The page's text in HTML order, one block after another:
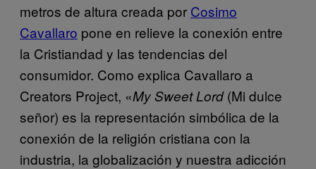
metros de altura creada por Cosimo
Cavallaro pone en relieve la conexión entre
la Cristiandad y las tendencias del
consumidor. Como explica Cavallaro a
Creators Project, «My Sweet Lord(Mi dulce
señor) es la representación simbólica de la
conexión de la religión cristiana con la
industria, la globalización y nuestra adicción